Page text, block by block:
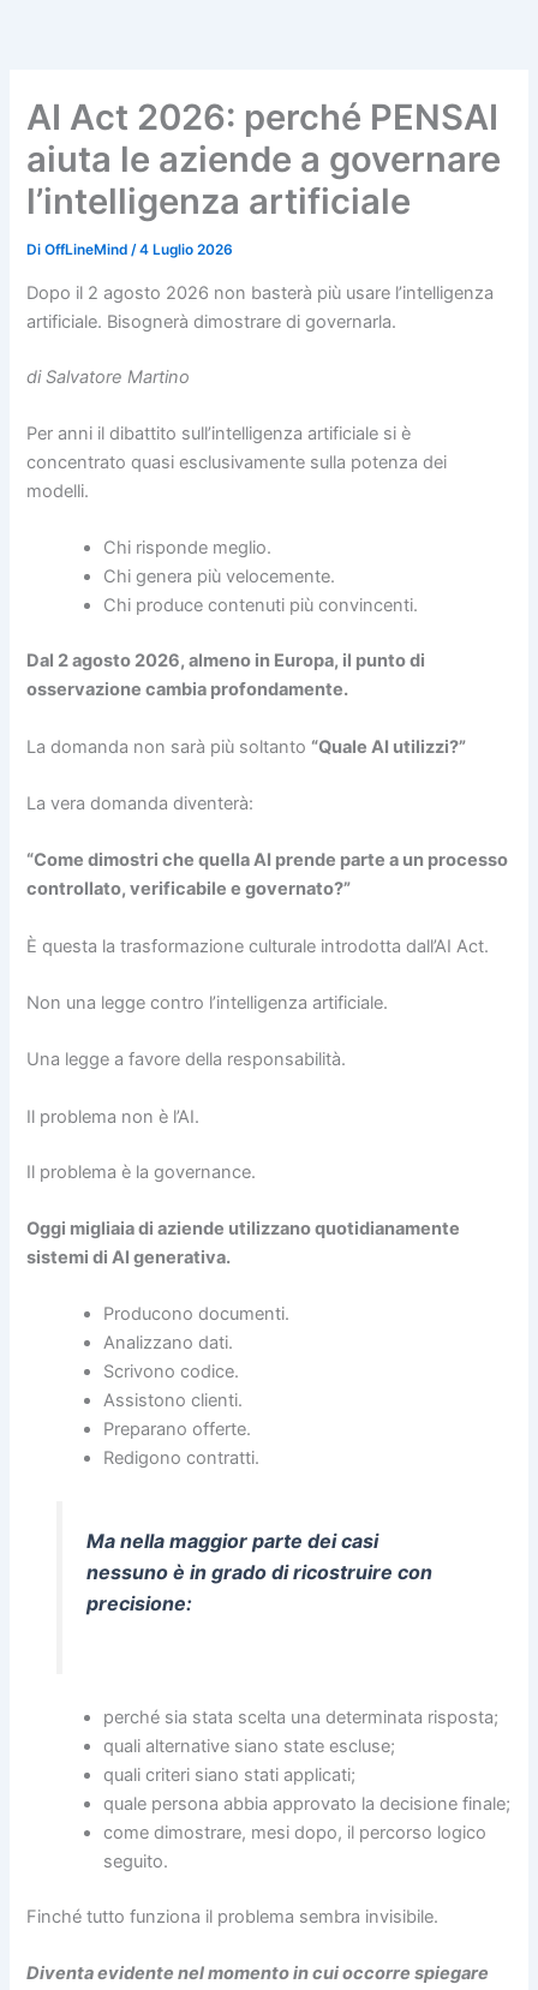
AI Act 2026: perché PENSAI
aiuta le aziende a governare
l’intelligenza artificiale
DiOffLineMind/4 Luglio 2026
Dopo il 2 agosto 2026 non basterà più usare l’intelligenza
artificiale. Bisognerà dimostrare di governarla.
di Salvatore Martino
Per anni il dibattito sull’intelligenza artificiale si è
concentrato quasi esclusivamente sulla potenza dei
modelli.
Chi risponde meglio.
Chi genera più velocemente.
Chi produce contenuti più convincenti.
Dal 2 agosto 2026, almeno in Europa, il punto di
osservazione cambia profondamente.
La domanda non sarà più soltanto “Quale AI utilizzi?”
La vera domanda diventerà:
“Come dimostri che quella AI prende parte a un processo
controllato, verificabile e governato?”
È questa la trasformazione culturale introdotta dall’AI Act.
Non una legge contro l’intelligenza artificiale.
Una legge a favore della responsabilità.
Il problema non è l’AI.
Il problema è la governance.
Oggi migliaia di aziende utilizzano quotidianamente
sistemi di AI generativa.
Producono documenti.
Analizzano dati.
Scrivono codice.
Assistono clienti.
Preparano offerte.
Redigono contratti.
Ma nella maggior parte dei casi
nessuno è in grado di ricostruire con
precisione:
perché sia stata scelta una determinata risposta;
quali alternative siano state escluse;
quali criteri siano stati applicati;
quale persona abbia approvato la decisione finale;
come dimostrare, mesi dopo, il percorso logico
seguito.
Finché tutto funziona il problema sembra invisibile.
Diventa evidente nel momento in cui occorre spiegare